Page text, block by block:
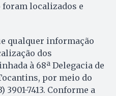
foram localizados e
qualquer informação
dos
à 68ª Delegacia de
por meio do
7413. Conforme a